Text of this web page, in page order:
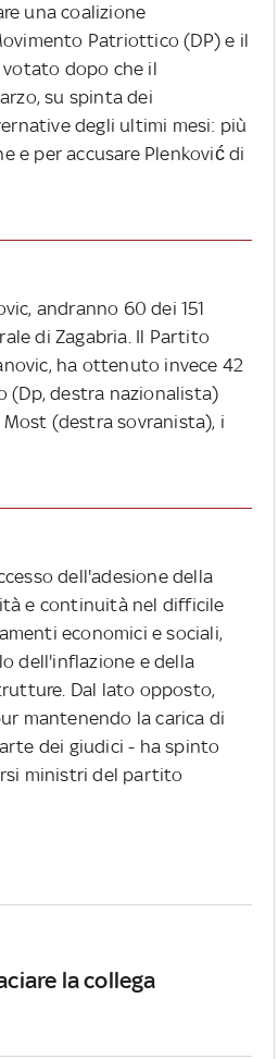
una coalizione
Patriottico (DP) e il
dopo che il
su spinta dei
degli ultimi mesi: più
e per accusare Plenković di
andranno 60 dei 151
di Zagabria. Il Partito
ha ottenuto invece 42
(Dp, destra nazionalista)
(destra sovranista), i
dell'adesione della
e continuità nel difficile
economici e sociali,
dell'inflazione e della
Dal lato opposto,
mantenendo la carica di
dei giudici - ha spinto
ministri del partito
la collega